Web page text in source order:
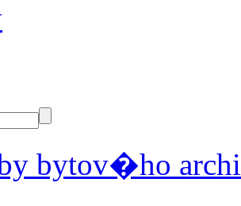
bytov�ho